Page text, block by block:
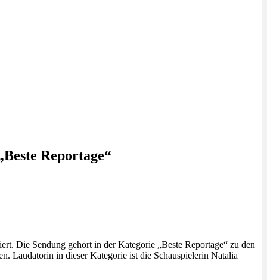
Reportage“
Die Sendung gehört in der Kategorie „Beste Reportage“ zu den
Laudatorin in dieser Kategorie ist die Schauspielerin Natalia